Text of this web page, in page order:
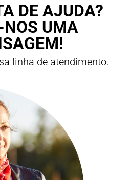
DE AJUDA?
NOS UMA
linha de atendimento.